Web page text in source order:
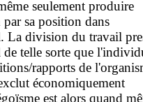
seulement produire
par sa position dans
La division du travail
de telle sorte que
rapports de
économiquement
est alors quand